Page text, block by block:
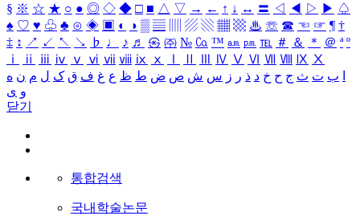
§ ※ ☆ ★ ○ ● ◎ ◇ ◆ □ ■ △ ▽ → ← ↑ ↓ ↔ 〓 ◁ ◀ ▷ ▶ ♤
♠ ♡ ♥ ♧ ♣ ⊙ ◈ ▣ ◐ ◑ ▒ ▤ ▨ ▧ ▦ ▩ ♨ ☏ ☎ ☜ ☞ ¶ †
‡ ↕ ↗ ↙ ↖ ↘ ♭ ♩ ♪ ♬ ㉿ ㈜ № ㏇ ™ ㏂ ㏘ ℡ ＃ ＆ ＊ ＠ ª º
ⅰ
ⅱ ⅲ ⅳ ⅴ ⅵ ⅶ ⅷ ⅸ ⅹ Ⅳ Ⅴ Ⅵ Ⅶ Ⅷ Ⅸ Ⅹ
ب ت ث ج ح خ د ذ ر ز س ش ص ض ط ظ ع غ ف ق ک ل م ن ه
و ی
닫기
통합검색
국내학술논문